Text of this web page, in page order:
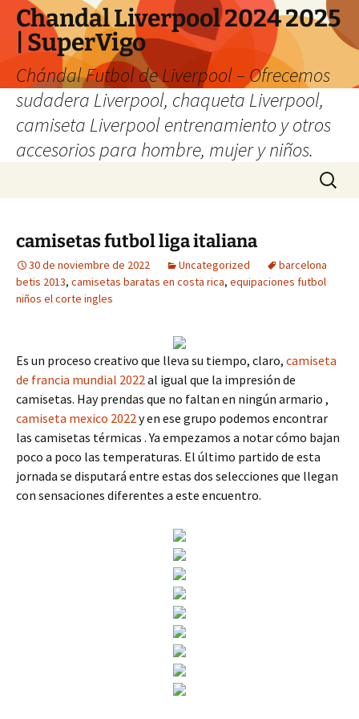
Chandal Liverpool 2024 2025
| SuperVigo
Chándal Futbol de Liverpool – Ofrecemos
sudadera Liverpool, chaqueta Liverpool,
camiseta Liverpool entrenamiento y otros
accesorios para hombre, mujer y niños.
Buscar:
camisetas futbol liga italiana
30 de noviembre de 2022 Uncategorized
barcelona
betis 2013, camisetas baratas en costa rica, equipaciones futbol
niños el corte ingles
Es un proceso creativo que lleva su tiempo, claro, camiseta
de francia mundial 2022al igual que la impresión de
camisetas. Hay prendas que no faltan en ningún armario ,
camiseta mexico 2022y en ese grupo podemos encontrar
las camisetas térmicas . Ya empezamos a notar cómo bajan
poco a poco las temperaturas. El último partido de esta
jornada se disputará entre estas dos selecciones que llegan
con sensaciones diferentes a este encuentro.